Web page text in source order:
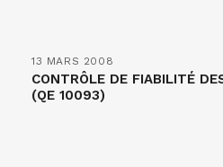
13 MARS 2008
CONTRÔLE DE FIABILITÉ
(QE 10093)